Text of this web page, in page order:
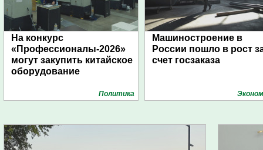
На конкурс
«Профессионалы-2026»
могут закупить китайское
оборудование
Политика
Машиностроение в
России пошло в рост
счет госзаказа